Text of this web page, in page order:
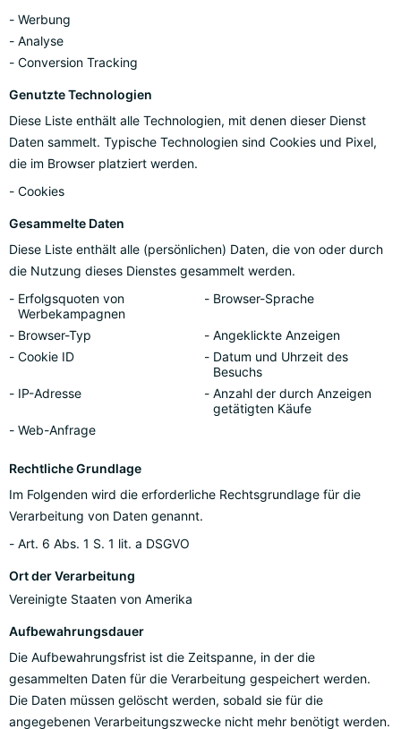
Werbung
Analyse
Conversion Tracking
Genutzte Technologien
Diese Liste enthält alle Technologien, mit denen dieser Dienst
Daten sammelt. Typische Technologien sind Cookies und Pixel,
die im Browser platziert werden.
Cookies
Gesammelte Daten
Diese Liste enthält alle (persönlichen) Daten, die von oder durch
die Nutzung dieses Dienstes gesammelt werden.
Erfolgsquoten von
Werbekampagnen
Browser-Sprache
Browser-Typ
Angeklickte Anzeigen
Cookie ID
Datum und Uhrzeit des
Besuchs
IP-Adresse
Anzahl der durch Anzeigen
getätigten Käufe
Web-Anfrage
Rechtliche Grundlage
Im Folgenden wird die erforderliche Rechtsgrundlage für die
Verarbeitung von Daten genannt.
Art. 6 Abs. 1 S. 1 lit. a DSGVO
Ort der Verarbeitung
Vereinigte Staaten von Amerika
Aufbewahrungsdauer
Die Aufbewahrungsfrist ist die Zeitspanne, in der die
gesammelten Daten für die Verarbeitung gespeichert werden.
Die Daten müssen gelöscht werden, sobald sie für die
angegebenen Verarbeitungszwecke nicht mehr benötigt werden.